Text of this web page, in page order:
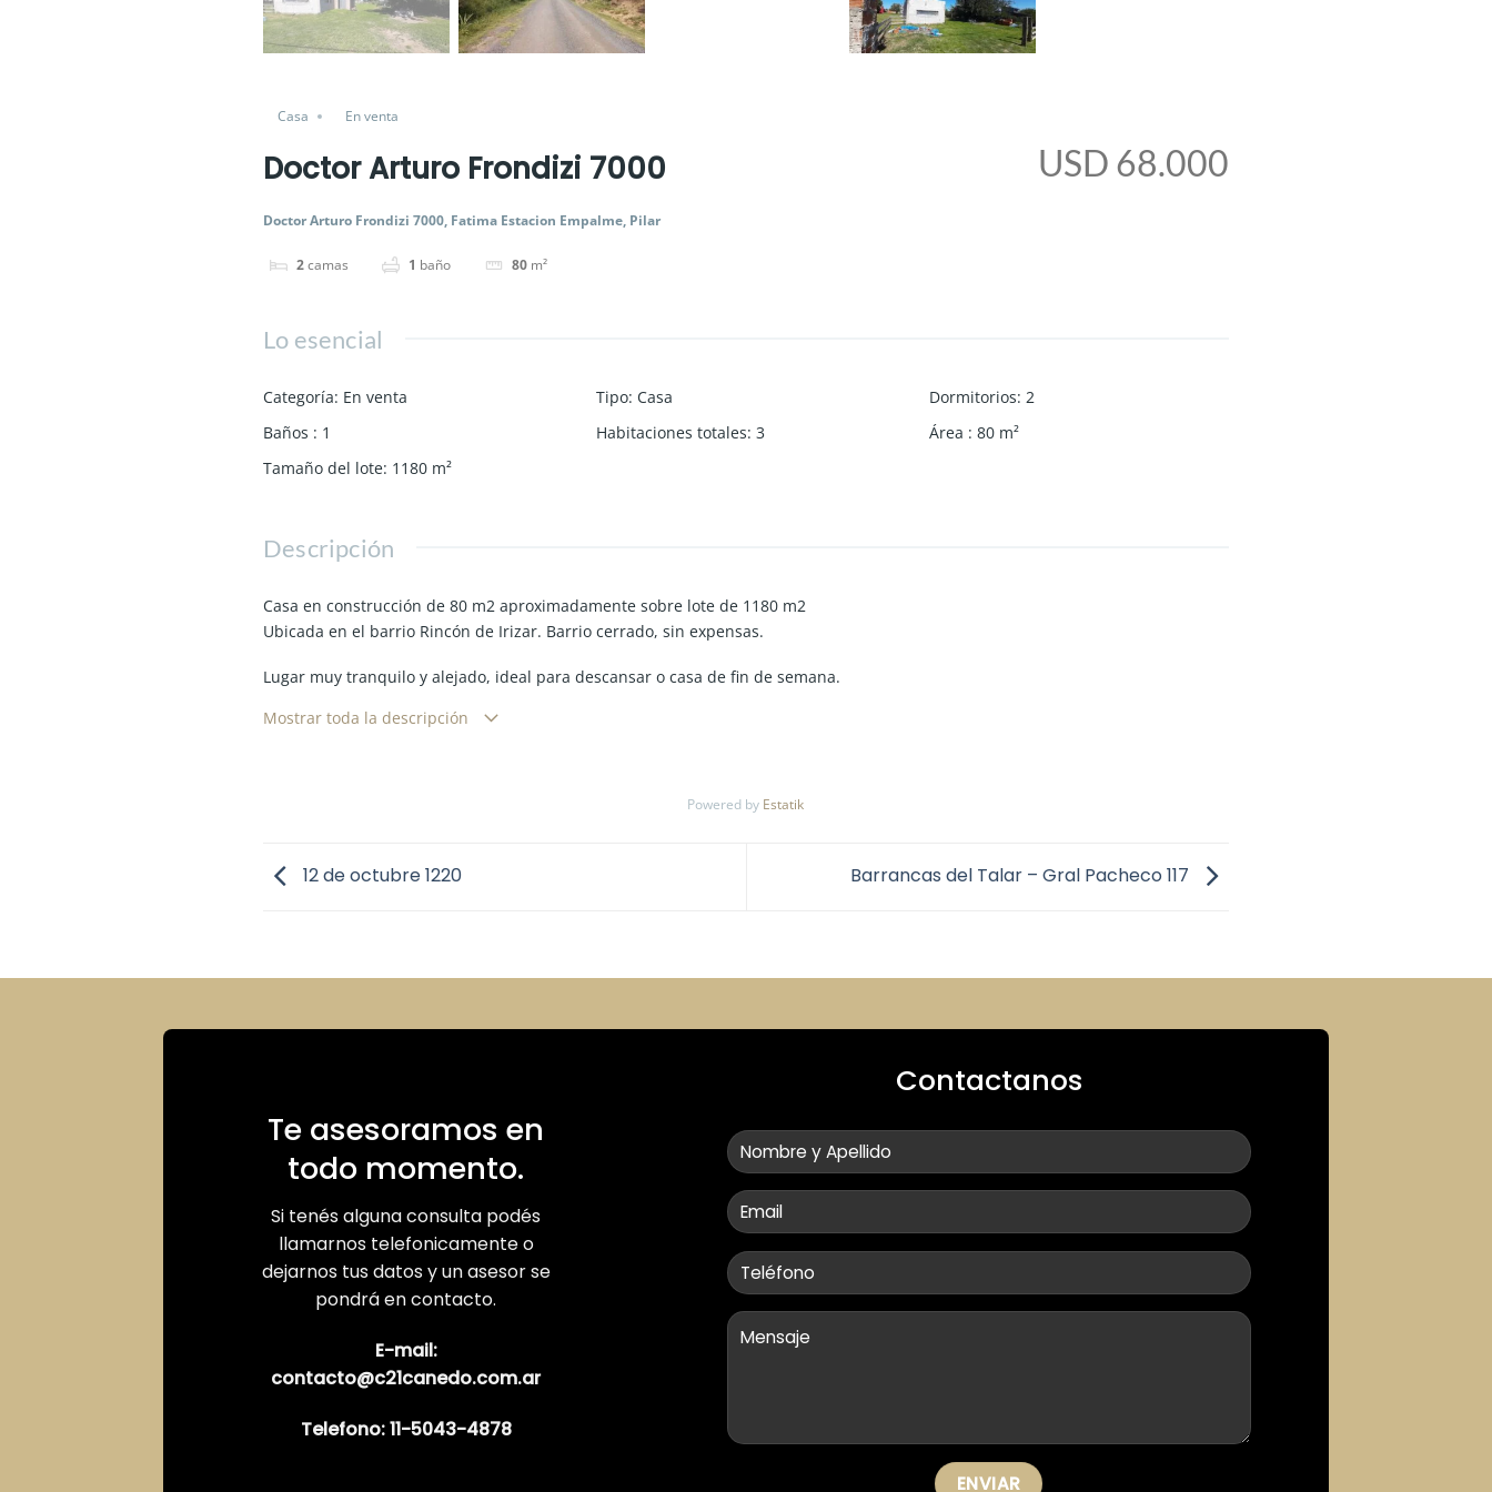
Casa En venta
Doctor Arturo Frondizi 7000
Doctor Arturo Frondizi 7000, Fatima Estacion Empalme, Pilar
2 camas 1 baño 80 m²
USD 68.000
Lo esencial
Categoría: En venta Tipo: Casa Dormitorios: 2
Baños : 1 Habitaciones totales: 3 Área : 80 m²
Tamaño del lote: 1180 m²
Descripción
Casa en construcción de 80 m2 aproximadamente sobre lote de 1180 m2
Ubicada en el barrio Rincón de Irizar. Barrio cerrado, sin expensas.
Lugar muy tranquilo y alejado, ideal para descansar o casa de fin de semana.
La casa cuenta con losa, encadenados y zapatas hechas. faltan revoques en varias paredes y suelos.
La construcción tiene dos habitaciones, living/comedor amplio de 40 m2 y un baño.
Buena tierra para césped y plantas de jardín.
CSI 5981.
Mostrar toda la descripción
Powered by Estatik
12 de octubre 1220 Barrancas del Talar – Gral Pacheco 117
Te asesoramos en
todo momento.
Si tenés alguna consulta podés
llamarnos telefonicamente o
dejarnos tus datos y un asesor se
pondrá en contacto.
E-mail:
contacto@c21canedo.com.ar
Telefono:11-5043-4878
Contactanos